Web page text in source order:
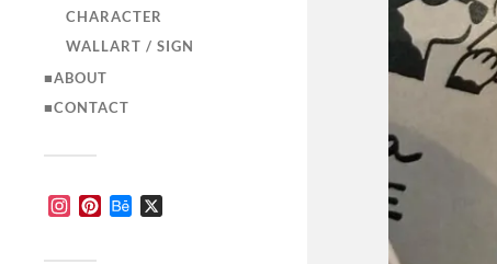
CHARACTER
WALLART / SIGN
■ABOUT
■CONTACT
Instagram
PinterestBehance